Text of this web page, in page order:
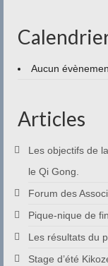
Aucun
Articles
Les objectifs de
le Qi Gong.
Forum des
Pique-nique de
Les résultats du
Stage d’été